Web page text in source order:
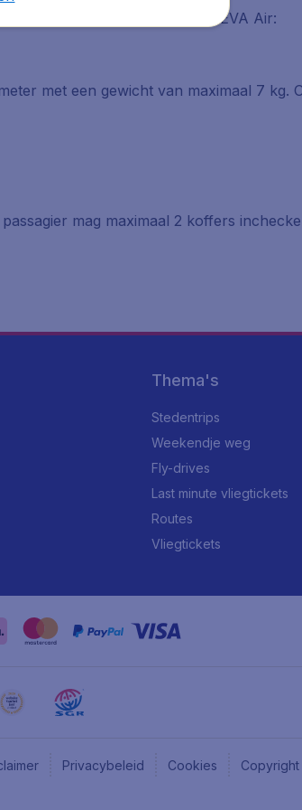
de bagagevoorwaarden van EVA Air:
met een gewicht van maximaal 7 kg.
mag maximaal 2 koffers
Thema's
Stedentrips
Weekendje weg
Fly-drives
Last minute vliegtickets
Routes
Vliegtickets
Privacybeleid Cookies